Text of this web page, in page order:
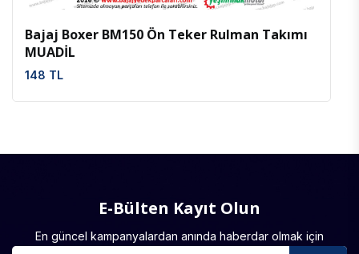
Bajaj Boxer BM150 Ön Teker Rulman Takımı
MUADİL
148 TL
E-Bülten Kayıt Olun
En güncel kampanyalardan anında haberdar olmak için